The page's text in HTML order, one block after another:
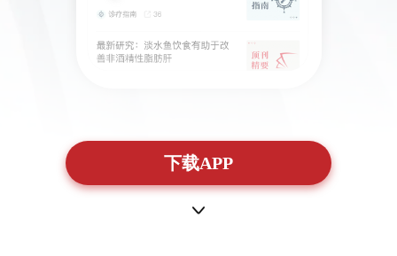
下载APP